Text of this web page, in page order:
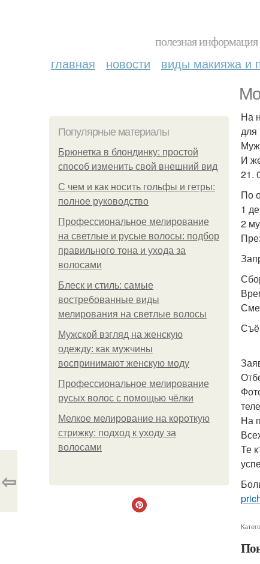
полезная
главная новости виды макияжа и
Популярные материалы
Брюнетка в блондинку: простой
способ изменить свой внешний вид
С чем и как носить гольфы и гетры:
полное руководство
Профессиональное мелирование
на светлые и русые волосы: подбор
правильного тона и ухода за
волосами
Блеск и стиль: самые
востребованные виды
мелирования на светлые волосы
Мужской взгляд на женскую
одежду: как мужчины
воспринимают женскую моду
Профессиональное мелирование
русых волос с помощью чёлки
Мелкое мелирование на короткую
стрижку: подход к уходу за
волосами
На
для
И
21.
По
1
2
На
Те
⇦